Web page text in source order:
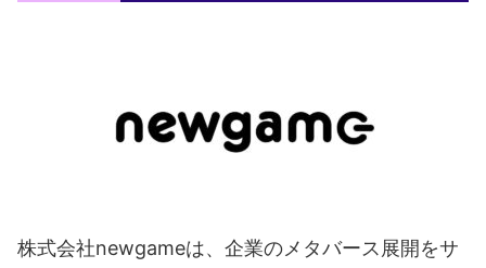
株式会社newgameは、企業のメタバース展開をサ